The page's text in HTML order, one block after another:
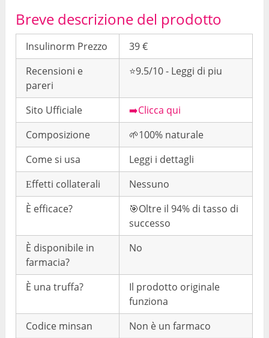
Breve descrizione del prodotto
Insulinorm Prezzo
39 €
Recensioni e
pareri
⭐9.5/10 - Leggi di piu
Sito Ufficiale
➡️Clicca qui
Composizione
🌱100% naturale
Come si usa
Leggi i dettagli
Еffetti collaterali
Nessuno
È efficace?
🎯Oltre il 94% di tasso di
successo
È disponibile in
farmacia?
No
È una truffa?
Il prodotto originale
funziona
Codice minsan
Non è un farmaco